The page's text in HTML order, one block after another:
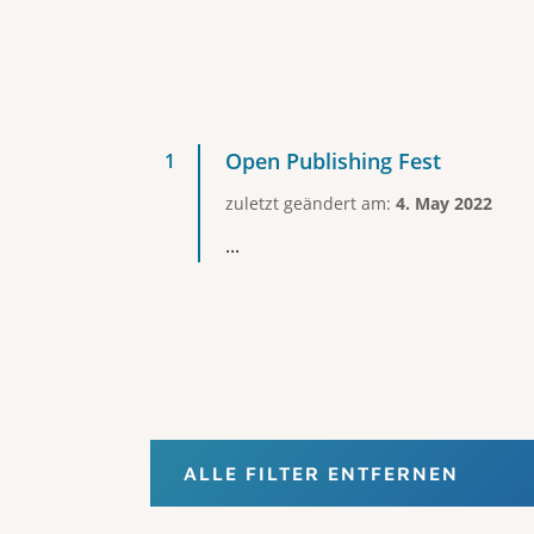
Open Publishing Fest
zuletzt geändert am: 4. May 2022
...
ALLE FILTER ENTFERNEN